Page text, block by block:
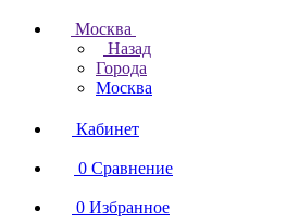
Москва
Назад
Города
Москва
Кабинет
0 Сравнение
0 Избранное